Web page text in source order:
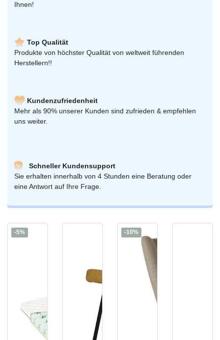
Ihnen!
Top Qualität
Produkte von höchster Qualität von weltweit führenden
Herstellern!!
Kundenzufriedenheit
Mehr als 90% unserer Kunden sind zufrieden & empfehlen
uns weiter.
Schneller Kundensupport
Sie erhalten innerhalb von 4 Stunden eine Beratung oder
eine Antwort auf Ihre Frage.
-5% -10%